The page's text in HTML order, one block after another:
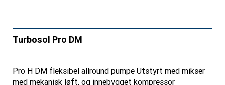
Turbosol Pro DM
Pro H DM fleksibel allround pumpe Utstyrt med mikser
med mekanisk løft, og innebygget kompressor